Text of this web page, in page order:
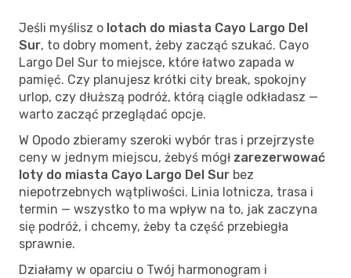
Jeśli myślisz o lotach do miasta Cayo Largo Del
Sur, to dobry moment, żeby zacząć szukać. Cayo
Largo Del Sur to miejsce, które łatwo zapada w
pamięć. Czy planujesz krótki city break, spokojny
urlop, czy dłuższą podróż, którą ciągle odkładasz —
warto zacząć przeglądać opcje.
W Opodo zbieramy szeroki wybór tras i przejrzyste
ceny w jednym miejscu, żebyś mógł zarezerwować
loty do miasta Cayo Largo Del Sur bez
niepotrzebnych wątpliwości. Linia lotnicza, trasa i
termin — wszystko to ma wpływ na to, jak zaczyna
się podróż, i chcemy, żeby ta część przebiegła
sprawnie.
Działamy w oparciu o Twój harmonogram i